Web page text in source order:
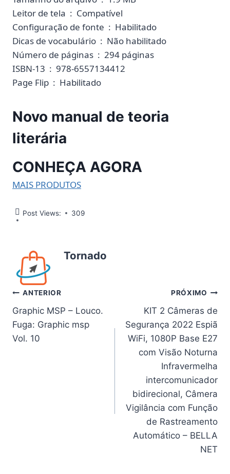
Leitor de tela ‏ : ‎ Compatível
Configuração de fonte ‏ : ‎ Habilitado
Dicas de vocabulário ‏ : ‎ Não habilitado
Número de páginas ‏ : ‎ 294 páginas
ISBN-13 ‏ : ‎ 978-6557134412
Page Flip ‏ : ‎ Habilitado
Novo manual de teoria
literária
CONHEÇA AGORA
MAIS PRODUTOS
Post Views: 309
Tornado
Navegação
de
Post
ANTERIOR
Graphic MSP – Louco.
Fuga: Graphic msp
Vol. 10
PRÓXIMO
KIT 2 Câmeras de
Segurança 2022 Espiã
WiFi, 1080P Base E27
com Visão Noturna
Infravermelha
intercomunicador
bidirecional, Câmera
Vigilância com Função
de Rastreamento
Automático – BELLA
NET